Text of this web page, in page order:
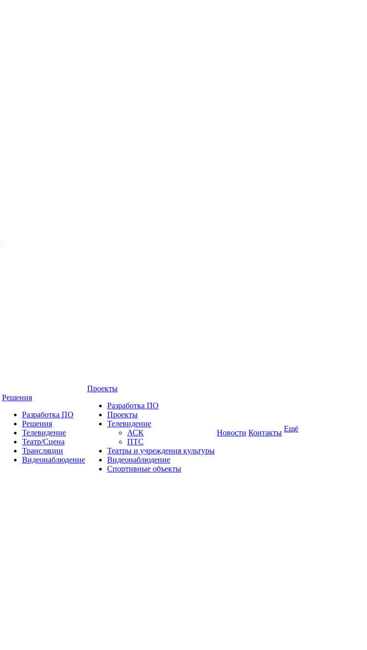
Решения
Разработка ПО
Решения
Телевидение
Театр/Сцена
Трансляции
Видеонаблюдение
Проекты
Разработка ПО
Проекты
Телевидение
АСК
ПТС
Театры и учреждения культуры
Видеонаблюдение
Спортивные объекты
Новости Контакты Ещё